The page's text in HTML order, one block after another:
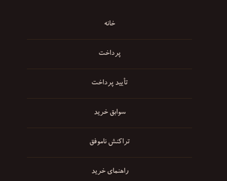
خانه
پرداخت
تأیید پرداخت
سوابق خرید
تراکنش ناموفق
راهنمای خرید